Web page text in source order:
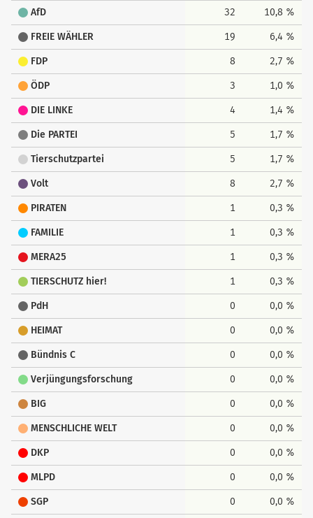
AfD 32 10,8 %
FREIE WÄHLER 19 6,4 %
FDP 8 2,7 %
ÖDP 3 1,0 %
DIE LINKE 4 1,4 %
Die PARTEI 5 1,7 %
Tierschutzpartei 5 1,7 %
Volt 8 2,7 %
PIRATEN 1 0,3 %
FAMILIE 1 0,3 %
MERA25 1 0,3 %
TIERSCHUTZ hier! 1 0,3 %
PdH 0 0,0 %
HEIMAT 0 0,0 %
Bündnis C 0 0,0 %
Verjüngungsforschung 0 0,0 %
BIG 0 0,0 %
MENSCHLICHE WELT 0 0,0 %
DKP 0 0,0 %
MLPD 0 0,0 %
SGP 0 0,0 %